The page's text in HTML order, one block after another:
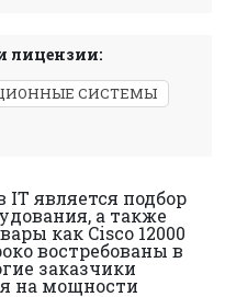
лицензии:
СИСТЕМЫ
является подбор
а также
как Cisco 12000
востребованы в
заказчики
на мощности